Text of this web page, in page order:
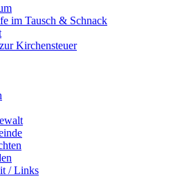
im Tausch & Schnack
Kirchensteuer
/ Links